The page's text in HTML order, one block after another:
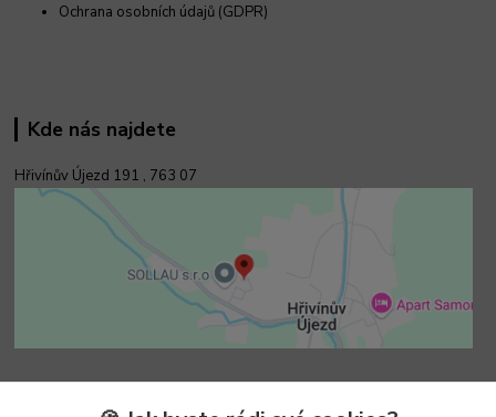
Ochrana osobních údajů (GDPR)
Kde nás najdete
Hřivínův Újezd 191 , 763 07